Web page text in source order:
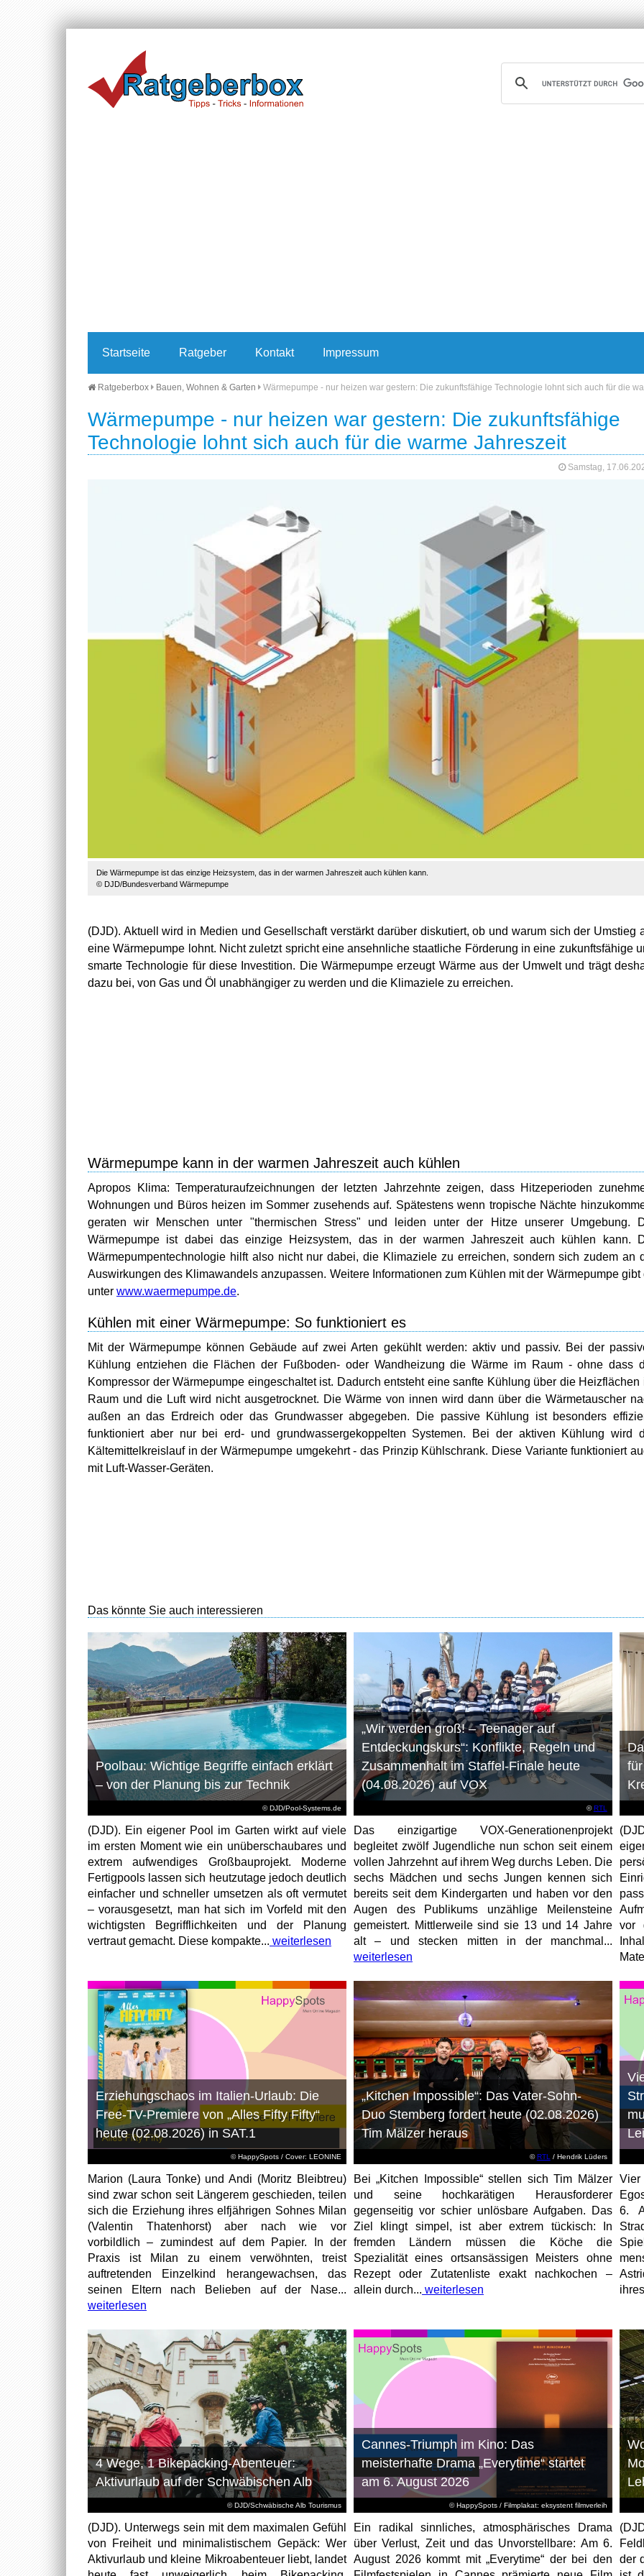
Startseite Ratgeber Kontakt Impressum
Ratgeberbox Bauen, Wohnen & Garten Wärmepumpe - nur heizen war gestern: Die zukunftsfähige Technologie lohnt sich auch für die
Wärmepumpe - nur heizen war gestern: Die zukunftsfähige
Technologie lohnt sich auch für die warme Jahreszeit
Samstag,
Die Wärmepumpe ist das einzige Heizsystem, das in der warmen Jahreszeit auch kühlen kann.
© DJD/Bundesverband Wärmepumpe
(DJD). Aktuell wird in Medien und Gesellschaft verstärkt darüber diskutiert, ob und warum sich der Umstieg
eine Wärmepumpe lohnt. Nicht zuletzt spricht eine ansehnliche staatliche Förderung in eine zukunftsfähige
smarte Technologie für diese Investition. Die Wärmepumpe erzeugt Wärme aus der Umwelt und trägt
dazu bei, von Gas und Öl unabhängiger zu werden und die Klimaziele zu erreichen.
Wärmepumpe kann in der warmen Jahreszeit auch kühlen
Apropos Klima: Temperaturaufzeichnungen der letzten Jahrzehnte zeigen, dass Hitzeperioden
Wohnungen und Büros heizen im Sommer zusehends auf. Spätestens wenn tropische Nächte
geraten wir Menschen unter "thermischen Stress" und leiden unter der Hitze unserer Umgebung.
Wärmepumpe ist dabei das einzige Heizsystem, das in der warmen Jahreszeit auch kühlen kann.
Wärmepumpentechnologie hilft also nicht nur dabei, die Klimaziele zu erreichen, sondern sich zudem an
Auswirkungen des Klimawandels anzupassen. Weitere Informationen zum Kühlen mit der Wärmepumpe gibt
unter www.waermepumpe.de.
Kühlen mit einer Wärmepumpe: So funktioniert es
Mit der Wärmepumpe können Gebäude auf zwei Arten gekühlt werden: aktiv und passiv. Bei der
Kühlung entziehen die Flächen der Fußboden- oder Wandheizung die Wärme im Raum - ohne dass
Kompressor der Wärmepumpe eingeschaltet ist. Dadurch entsteht eine sanfte Kühlung über die Heizflächen
Raum und die Luft wird nicht ausgetrocknet. Die Wärme von innen wird dann über die Wärmetauscher
außen an das Erdreich oder das Grundwasser abgegeben. Die passive Kühlung ist besonders
funktioniert aber nur bei erd- und grundwassergekoppelten Systemen. Bei der aktiven Kühlung wird
Kältemittelkreislauf in der Wärmepumpe umgekehrt - das Prinzip Kühlschrank. Diese Variante funktioniert
mit Luft-Wasser-Geräten.
Das könnte Sie auch interessieren
© DJD/Pool-Systems.de
Poolbau: Wichtige Begriffe einfach erklärt
– von der Planung bis zur Technik
(DJD). Ein eigener Pool im Garten wirkt auf viele
im ersten Moment wie ein unüberschaubares und
extrem aufwendiges Großbauprojekt. Moderne
Fertigpools lassen sich heutzutage jedoch deutlich
einfacher und schneller umsetzen als oft vermutet
– vorausgesetzt, man hat sich im Vorfeld mit den
wichtigsten Begrifflichkeiten und der Planung
vertraut gemacht. Diese kompakte... weiterlesen
©RTL
„Wir werden groß! – Teenager auf
Entdeckungskurs“: Konflikte, Regeln und
Zusammenhalt im Staffel-Finale heute
(04.08.2026) auf VOX
Das einzigartige VOX-Generationenprojekt
begleitet zwölf Jugendliche nun schon seit einem
vollen Jahrzehnt auf ihrem Weg durchs Leben. Die
sechs Mädchen und sechs Jungen kennen sich
bereits seit dem Kindergarten und haben vor den
Augen des Publikums unzählige Meilensteine
gemeistert. Mittlerweile sind sie 13 und 14 Jahre
alt – und stecken mitten in der manchmal...
weiterlesen
vor
© HappySpots / Cover: LEONINE
Erziehungschaos im Italien-Urlaub: Die
Free-TV-Premiere von „Alles Fifty Fifty“
heute (02.08.2026) in SAT.1
Marion (Laura Tonke) und Andi (Moritz Bleibtreu)
sind zwar schon seit Längerem geschieden, teilen
sich die Erziehung ihres elfjährigen Sohnes Milan
(Valentin Thatenhorst) aber nach wie vor
vorbildlich – zumindest auf dem Papier. In der
Praxis ist Milan zu einem verwöhnten, treist
auftretenden Einzelkind herangewachsen, das
seinen Eltern nach Belieben auf der Nase...
weiterlesen
©RTL / Hendrik Lüders
„Kitchen Impossible“: Das Vater-Sohn-
Duo Stemberg fordert heute (02.08.2026)
Tim Mälzer heraus
Bei „Kitchen Impossible“ stellen sich Tim Mälzer
und seine hochkarätigen Herausforderer
gegenseitig vor schier unlösbare Aufgaben. Das
Ziel klingt simpel, ist aber extrem tückisch: In
fremden Ländern müssen die Köche die
Spezialität eines ortsansässigen Meisters ohne
Rezept oder Zutatenliste exakt nachkochen –
allein durch... weiterlesen
6.
© DJD/Schwäbische Alb Tourismus
4 Wege, 1 Bikepacking-Abenteuer:
Aktivurlaub auf der Schwäbischen Alb
(DJD). Unterwegs sein mit dem maximalen Gefühl
von Freiheit und minimalistischem Gepäck: Wer
Aktivurlaub und kleine Mikroabenteuer liebt, landet
© HappySpots / Filmplakat: eksystent filmverleih
Cannes-Triumph im Kino: Das
meisterhafte Drama „Everytime“ startet
am 6. August 2026
Ein radikal sinnliches, atmosphärisches Drama
über Verlust, Zeit und das Unvorstellbare: Am 6.
August 2026 kommt mit „Everytime“ der bei den
der